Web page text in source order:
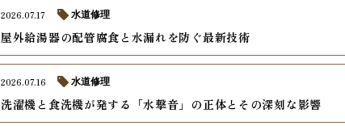
屋外給湯器の配管腐食と水漏れを防ぐ最新技術
2026.07.17 水道修理
洗濯機と食洗機が発する「水撃音」の正体とその深刻な影響
2026.07.16 水道修理